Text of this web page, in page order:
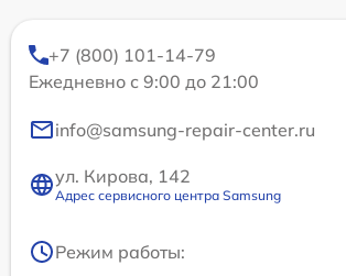
+7 (800) 101-14-79
Ежедневно с 9:00 до 21:00
info@samsung-repair-center.ru
ул. Кирова, 142
Адрес сервисного центра Samsung
Режим работы: